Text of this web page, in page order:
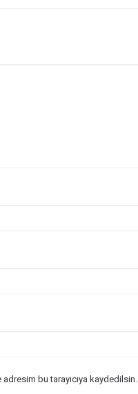
bu tarayıcıya kaydedilsin.